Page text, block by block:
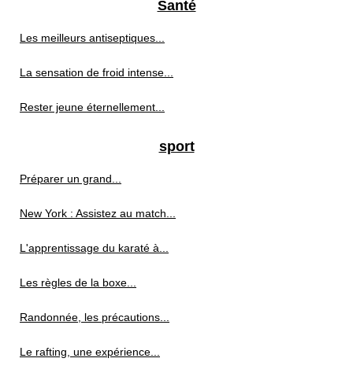
Santé
Les meilleurs antiseptiques...
La sensation de froid intense...
Rester jeune éternellement...
sport
Préparer un grand...
New York : Assistez au match...
L'apprentissage du karaté à...
Les règles de la boxe...
Randonnée, les précautions...
Le rafting, une expérience...